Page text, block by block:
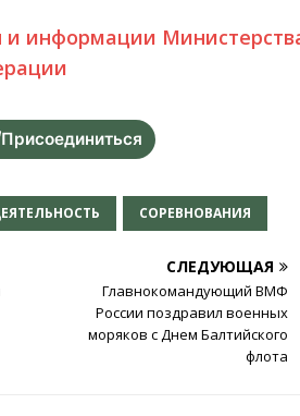
и информации
Присоединиться
СОРЕВНОВАНИЯ
СЛЕДУЮЩАЯ
Главнокомандующий ВМФ
России поздравил военных
моряков с Днем Балтийского
флота